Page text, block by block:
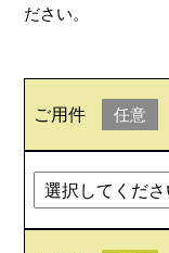
ださい。
ご用件 任意